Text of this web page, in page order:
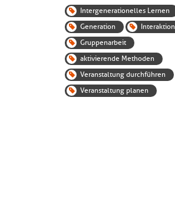
Intergenerationelles Lernen
Generation
Interaktion
Gruppenarbeit
aktivierende Methoden
Veranstaltung durchführen
Veranstaltung planen